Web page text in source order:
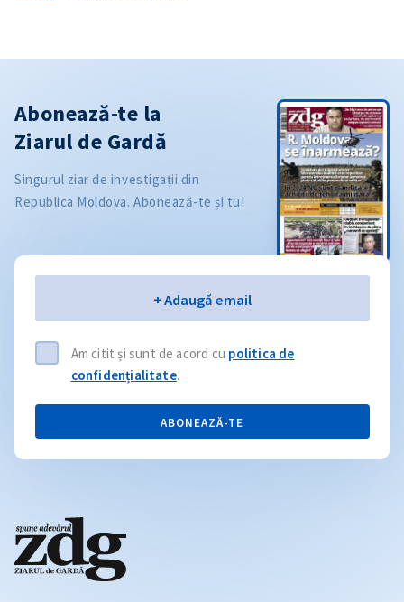
Abonează-te la
Ziarul de Gardă
Singurul ziar de investigații din
Republica Moldova. Abonează-te și tu!
+ Adaugă email
Am citit și sunt de acord cu politica de
confidențialitate.
ABONEAZĂ-TE